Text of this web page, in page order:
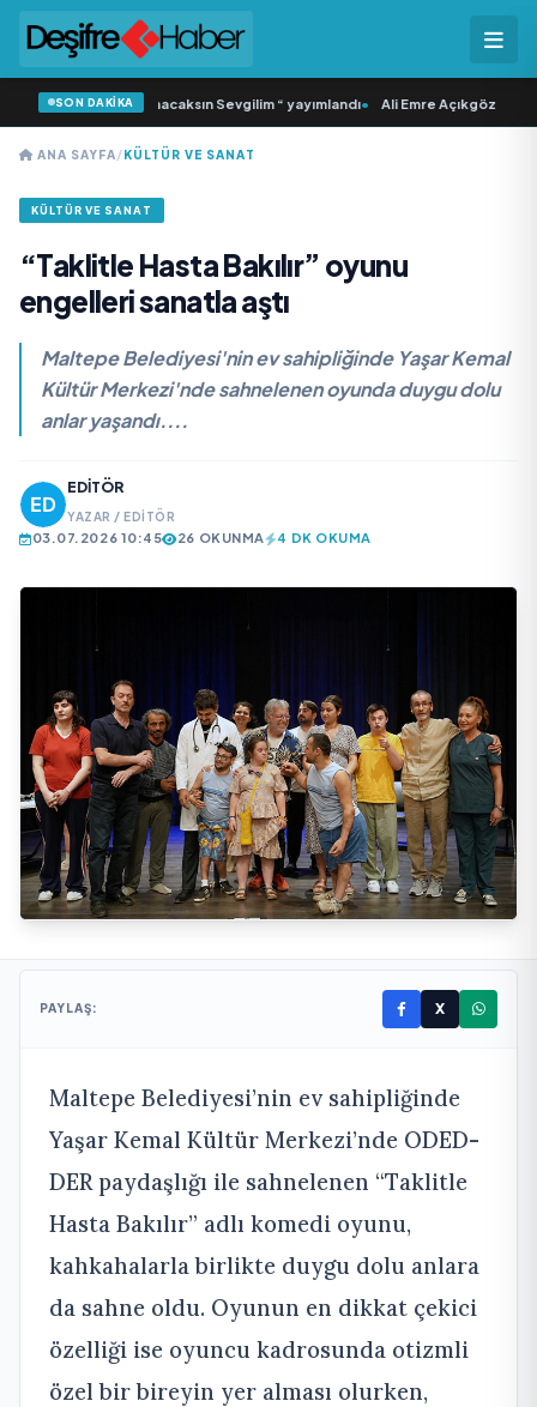
SON DAKİKA
İkinci Tekli “Donacaksın Sevgilim “ yayımlandı• Ali Emre Açıkgöz Galimidi,
ANA SAYFA/KÜLTÜR VE SANAT
KÜLTÜR VE SANAT
“Taklitle Hasta Bakılır” oyunu
engelleri sanatla aştı
Maltepe Belediyesi'nin ev sahipliğinde Yaşar Kemal
Kültür Merkezi'nde sahnelenen oyunda duygu dolu
anlar yaşandı....
EDITÖR
YAZAR / EDITÖR
03.07.2026 10:45 26 OKUNMA 4 DK OKUMA
PAYLAŞ: X
Maltepe Belediyesi’nin ev sahipliğinde
Yaşar Kemal Kültür Merkezi’nde ODED-
DER paydaşlığı ile sahnelenen “Taklitle
Hasta Bakılır” adlı komedi oyunu,
kahkahalarla birlikte duygu dolu anlara
da sahne oldu. Oyunun en dikkat çekici
özelliği ise oyuncu kadrosunda otizmli
özel bir bireyin yer alması olurken,